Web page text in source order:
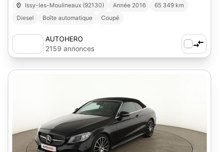
Issy-les-Moulineaux (92130) Année 2016
65 349 km
Diesel
Boîte automatique Coupé
AUTOHERO
2159 annonces